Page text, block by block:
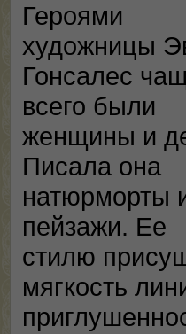
Героями
художницы
Гонсалес
всего были
женщины и
Писала она
натюрморты
пейзажи. Ее
стилю
мягкость